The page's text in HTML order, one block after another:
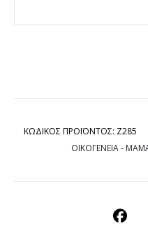
ΚΩΔΙΚΟΣ ΠΡΟΪΟΝΤΟΣ: Z285
ΟΙΚΟΓΕΝΕΙΑ -
SHARE